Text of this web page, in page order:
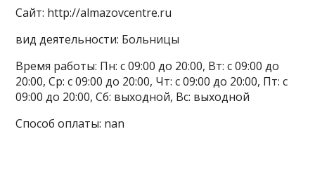
Сайт: http://almazovcentre.ru
вид деятельности: Больницы
Время работы: Пн: с 09:00 до 20:00, Вт: с 09:00 до
20:00, Ср: с 09:00 до 20:00, Чт: с 09:00 до 20:00, Пт: с
09:00 до 20:00, Сб: выходной, Вс: выходной
Способ оплаты: nan